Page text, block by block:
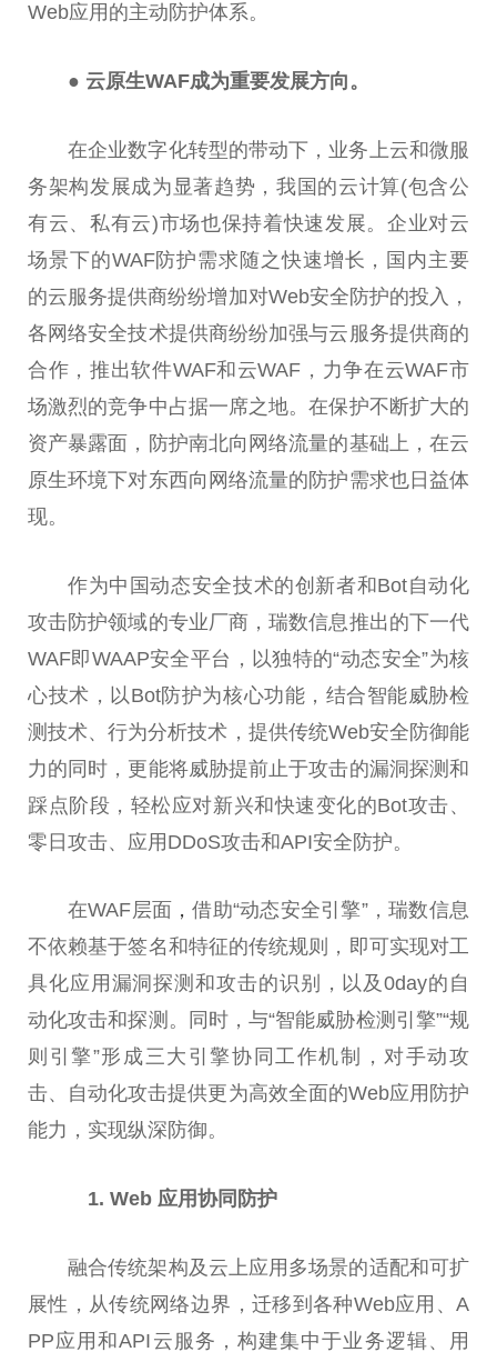
Web应用的主动防护体系。
● 云原生WAF成为重要发展方向。
在企业数字化转型的带动下，业务上云和微服
务架构发展成为显著趋势，我国的云计算(包含公
有云、私有云)市场也保持着快速发展。企业对云
场景下的WAF防护需求随之快速增长，国内主要
的云服务提供商纷纷增加对Web安全防护的投入，
各网络安全技术提供商纷纷加强与云服务提供商的
合作，推出软件WAF和云WAF，力争在云WAF市
场激烈的竞争中占据一席之地。在保护不断扩大的
资产暴露面，防护南北向网络流量的基础上，在云
原生环境下对东西向网络流量的防护需求也日益体
现。
作为中国动态安全技术的创新者和Bot自动化
攻击防护领域的专业厂商，瑞数信息推出的下一代
WAF即WAAP安全平台 ，以独特的“动态安全”为核
心技术，以Bot防护为核心功能，结合智能威胁检
测技术、行为分析技术，提供传统Web安全防御能
力的同时，更能将威胁提前止于攻击的漏洞探测和
踩点阶段，轻松应对新兴和快速变化的Bot攻击、
零日攻击、应用DDoS攻击和API安全防护。
在WAF层面 ，借助“动态安全引擎”，瑞数信息
不依赖基于签名和特征的传统规则，即可实现对工
具化应用漏洞探测和攻击的识别，以及0day的自
动化攻击和探测。同时，与“智能威胁检测引擎”“规
则引擎”形成三大引擎协同工作机制，对手动攻
击、自动化攻击提供更为高效全面的Web应用防护
能力，实现纵深防御。
1. Web 应用协同防护
融合传统架构及云上应用多场景的适配和可扩
展性 ，从传统网络边界，迁移到各种Web应用、A
PP应用和API云服务，构建集中于业务逻辑、用